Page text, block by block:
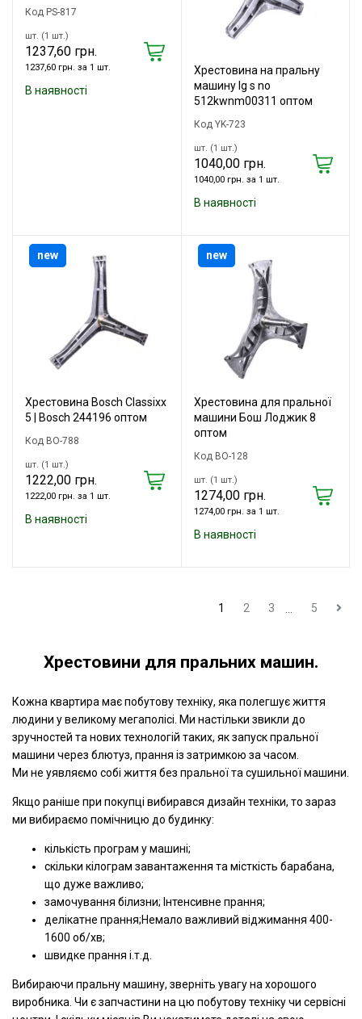
Код PS-817
шт. (1 шт.)
1237,60 грн.
1237,60 грн. за 1 шт.
В наявності
Хрестовина на пральну
машину lg s no
512kwnm00311 оптом
Код YK-723
шт. (1 шт.)
1040,00 грн.
1040,00 грн. за 1 шт.
В наявності
Хрестовина Bosch Classixx
5 | Bosch 244196 оптом
Код BO-788
шт. (1 шт.)
1222,00 грн.
1222,00 грн. за 1 шт.
В наявності
new
Хрестовина для пральної
машини Бош Лоджик 8
оптом
Код BO-128
шт. (1 шт.)
1274,00 грн.
1274,00 грн. за 1 шт.
В наявності
new
1 2 3 5
Хрестовини для пральних машин.
Кожна квартира має побутову техніку, яка полегшує життя
людини у великому мегаполісі. Ми настільки звикли до
зручностей та нових технологій таких, як запуск пральної
машини через блютуз, прання із затримкою за часом.
Ми не уявляємо собі життя без пральної та сушильної машини.
Якщо раніше при покупці вибирався дизайн техніки, то зараз
ми вибираємо помічницю до будинку:
кількість програм у машині;
скільки кілограм завантаження та місткість барабана,
що дуже важливо;
замочування білизни; Інтенсивне прання;
делікатне прання;Немало важливий віджимання 400-
1600 об/хв;
швидке прання і.т.д.
Вибираючи пральну машину, зверніть увагу на хорошого
виробника. Чи є запчастини на цю побутову техніку чи сервісні